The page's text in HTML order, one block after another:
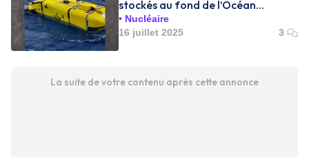
stockés au fond de l’Océan
Atlantique
Nucléaire
16 juillet 2025
3
La suite de votre contenu après cette annonce